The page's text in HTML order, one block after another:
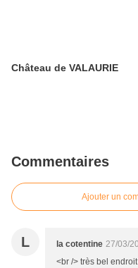
Château de VALAURIE
Commentaires
Ajouter un
L la cotentine 27/03/
<br /> très bel